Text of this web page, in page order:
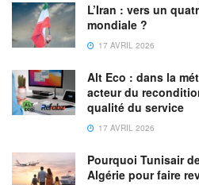
L’Iran : vers un
mondiale ?
17 AVRIL 2026
Alt Eco : dans la
acteur du
qualité du service
17 AVRIL 2026
Pourquoi Tunisair
Algérie pour faire